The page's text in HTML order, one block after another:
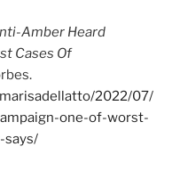
Amber Heard
Cases Of
2022/07/
one-of-worst-
says/